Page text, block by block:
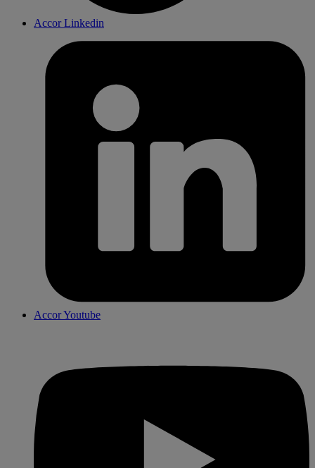
Accor Linkedin
Accor Youtube